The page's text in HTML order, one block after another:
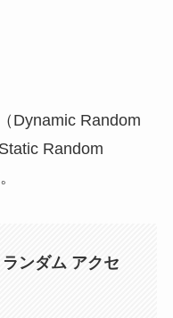
Dynamic Random
Random
ンダム アクセ